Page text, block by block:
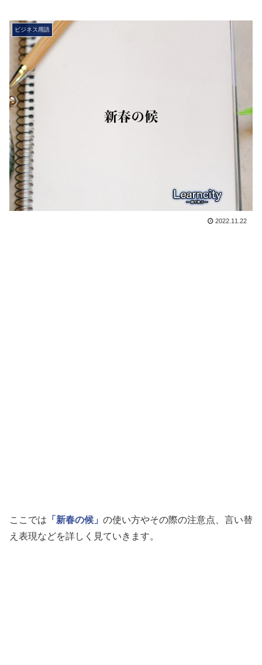
ビジネス用語
2022.11.22
ここでは 「新春の候」 の使い方やその際の注意点、言い替
え表現などを詳しく見ていきます。